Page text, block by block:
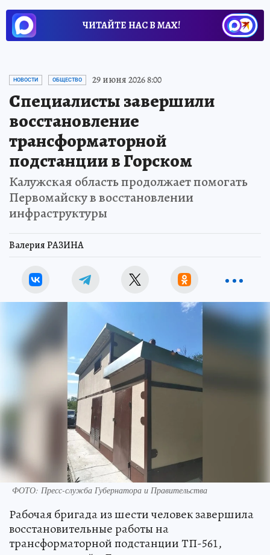
ЧИТАЙТЕ НАС В МАХ!
НОВОСТИ ОБЩЕСТВО 29 июня 2026 8:00
Специалисты завершили
восстановление
трансформаторной
подстанции в Горском
Калужская область продолжает помогать
Первомайску в восстановлении
инфраструктуры
Валерия РАЗИНА
ФОТО: Пресс-служба Губернатора и Правительства
Рабочая бригада из шести человек завершила
восстановительные работы на
трансформаторной подстанции ТП-561,